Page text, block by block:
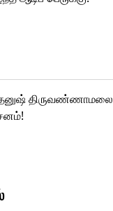
திருவண்ணாமலை